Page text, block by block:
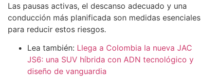
Las pausas activas, el descanso adecuado y una
conducción más planificada son medidas esenciales
para reducir estos riesgos.
Lea también: Llega a Colombia la nueva JAC
JS6: una SUV híbrida con ADN tecnológico y
diseño de vanguardia